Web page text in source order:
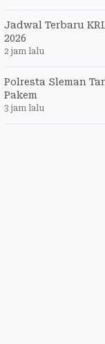
Jadwal Terbaru
2026
2 jam lalu
Polresta Sleman
Pakem
3 jam lalu